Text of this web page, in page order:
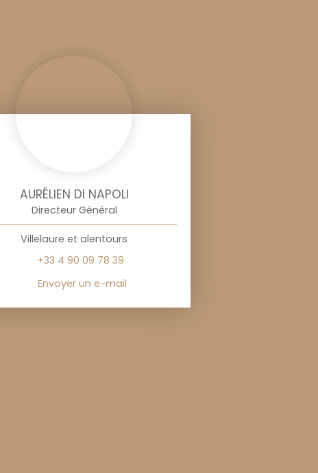
AURÉLIEN DI NAPOLI
Directeur Général
Villelaure et alentours
+33 4 90 09 78 39
Envoyer un e-mail